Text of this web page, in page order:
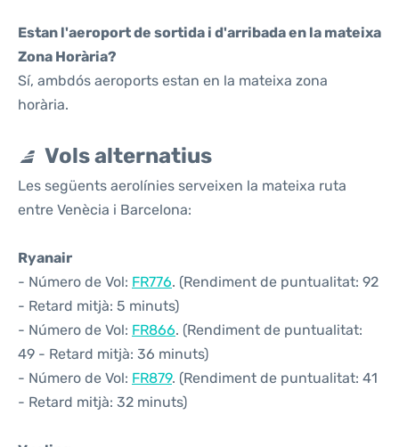
Estan l'aeroport de sortida i d'arribada en la mateixa
Zona Horària?
Sí, ambdós aeroports estan en la mateixa zona
horària.
Vols alternatius
Les següents aerolínies serveixen la mateixa ruta
entre Venècia i Barcelona:
Ryanair
- Número de Vol: FR776. (Rendiment de puntualitat: 92
- Retard mitjà: 5 minuts)
- Número de Vol: FR866. (Rendiment de puntualitat:
49 - Retard mitjà: 36 minuts)
- Número de Vol: FR879. (Rendiment de puntualitat: 41
- Retard mitjà: 32 minuts)